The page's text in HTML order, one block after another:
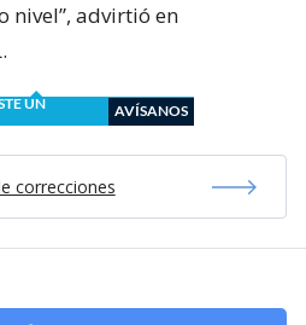
nivel”, advirtió en
UN
AVÍSANOS
correcciones